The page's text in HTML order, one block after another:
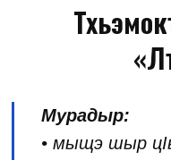
Мурадыр:
• мыщэ шыр